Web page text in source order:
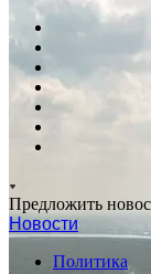
Предложить
Новости
Политика